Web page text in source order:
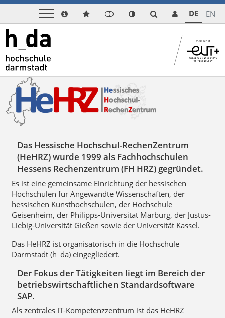
DE EN
Das Hess​ische Hochschul-RechenZentrum
(HeHRZ) wurde 1999 als Fachhochschulen
Hessens Rechenzentrum (FH HRZ) gegründet.
Es ist eine gemeinsame Einrichtung der hessischen
Hochschulen für Angewandte Wissenschaften, der
hessischen Kunsthochschulen, der Hochschule
Geisenheim, der Philipps-Universität Marburg, der Justus-
Liebig-Universität Gießen sowie der Universität Kassel.
Das HeHRZ ist organisatorisch in die Hochschule
Darmstadt (h_da) eingeglieder​t.
Der Fokus der Tätigkeiten liegt im Bereich der
betriebswirtschaftlichen Standardsoftware
SAP.
Als zentrales IT-Kompetenzzentrum ist das​​ HeHRZ